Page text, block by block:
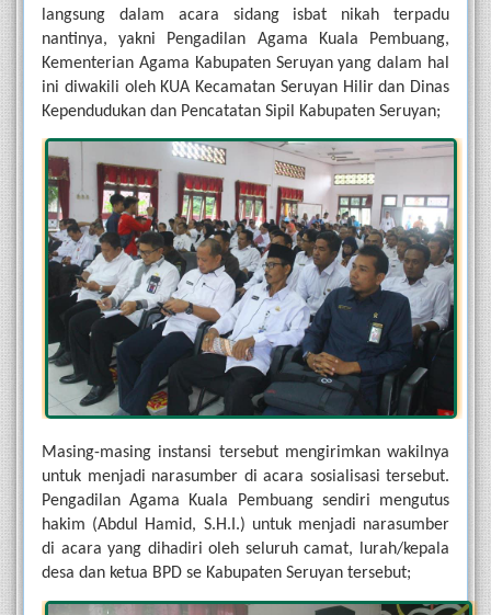
langsung dalam acara sidang isbat nikah terpadu
nantinya, yakni Pengadilan Agama Kuala Pembuang,
Kementerian Agama Kabupaten Seruyan yang dalam hal
ini diwakili oleh KUA Kecamatan Seruyan Hilir dan Dinas
Kependudukan dan Pencatatan Sipil Kabupaten Seruyan;
Masing-masing instansi tersebut mengirimkan wakilnya
untuk menjadi narasumber di acara sosialisasi tersebut.
Pengadilan Agama Kuala Pembuang sendiri mengutus
hakim (Abdul Hamid, S.H.I.) untuk menjadi narasumber
di acara yang dihadiri oleh seluruh camat, lurah/kepala
desa dan ketua BPD se Kabupaten Seruyan tersebut;